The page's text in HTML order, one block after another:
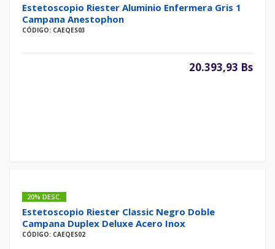
Estetoscopio Riester Aluminio Enfermera Gris 1
Campana Anestophon
CÓDIGO: CAEQES03
20.393,93 Bs
20% DESC.
Estetoscopio Riester Classic Negro Doble
Campana Duplex Deluxe Acero Inox
CÓDIGO: CAEQES02